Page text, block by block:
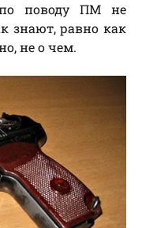
поводу ПМ не
знают, равно как
не о чем.